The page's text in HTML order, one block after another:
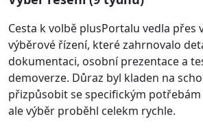
Cesta k volbě plusPortalu vedla přes
výběrové řízení, které zahrnovalo
dokumentaci, osobní prezentace a
demoverze. Důraz byl kladen na
přizpůsobit se specifickým
ale výběr proběhl celekm rychle.